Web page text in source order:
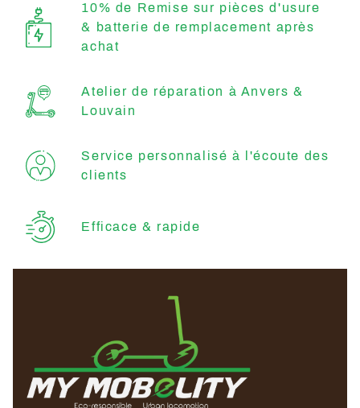
10% de Remise sur pièces d'usure
& batterie de remplacement après
achat
Atelier de réparation à Anvers &
Louvain
Service personnalisé à l'écoute des
clients
Efficace & rapide